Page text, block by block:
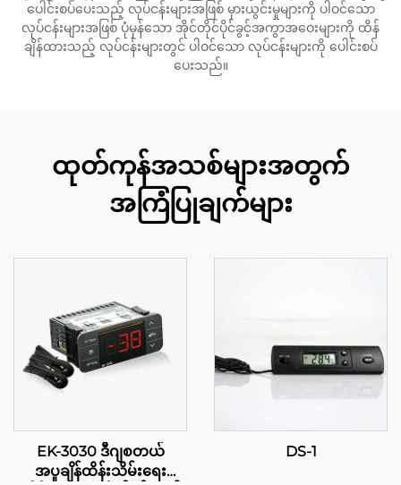
ပေါင်းစပ်ပေးသည့် လုပ်ငန်းများအဖြစ် မှားယွင်းမှုများကို ပါဝင်သော
လုပ်ငန်းများအဖြစ် ပုံမှန်သော အိုင်တိုင်ပိုင်ခွင့်အကွာအဝေးများကို ထိန်
ချိန်ထားသည့် လုပ်ငန်းများတွင် ပါဝင်သော လုပ်ငန်းများကို ပေါင်းစပ်
ပေးသည်။
ထုတ်ကုန်အသစ်များအတွက်
အကြံပြုချက်များ
EK-3030 ဒီဂျစတယ်
အပူချိန်ထိန်းသိမ်းရေး
DS-1